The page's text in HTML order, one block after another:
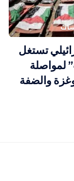
تستغل
لمواصلة
والضفة